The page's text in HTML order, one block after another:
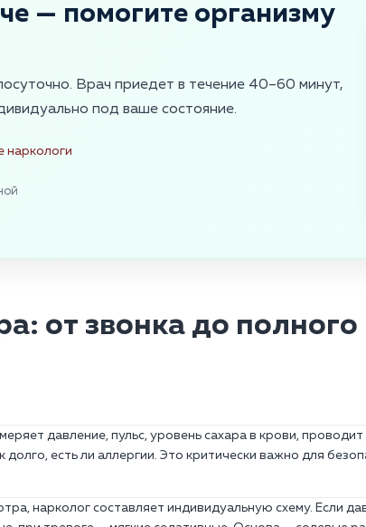
— помогите организму
Врач приедет в течение 40–60 минут,
под ваше состояние.
наркологи
от звонка до полного
давление, пульс, уровень сахара в крови,
есть ли аллергии. Это критически важно для
нарколог составляет индивидуальную схему. Если